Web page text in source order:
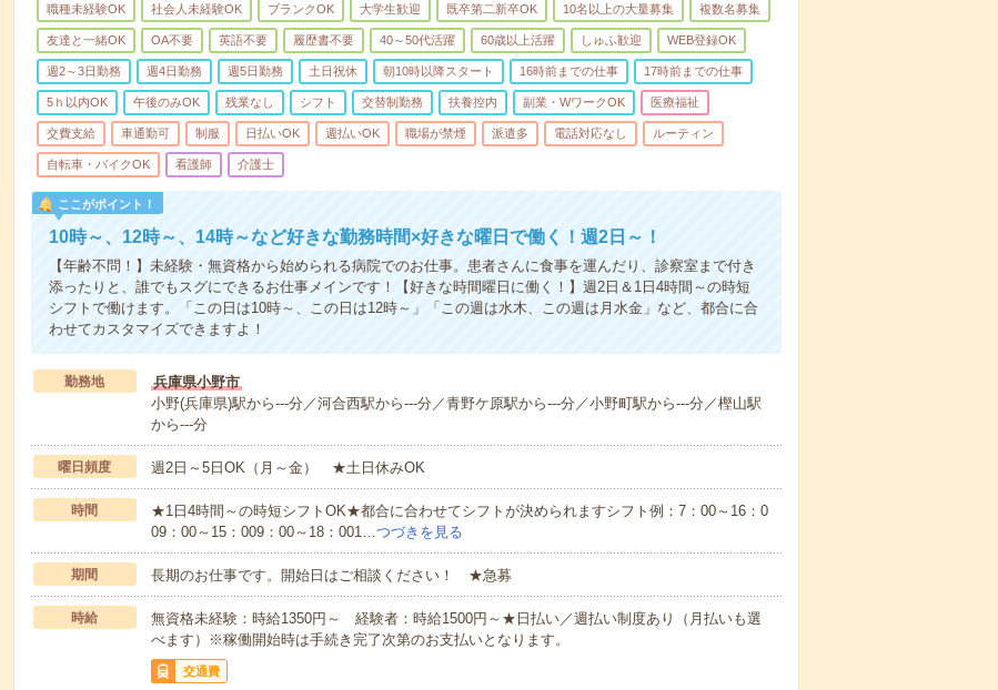
職種未経験OK 社会人未経験OK ブランクOK 大学生歓迎 既卒第二新卒OK 10名以上の大量募集 複数名募集
友達と一緒OK OA不要 英語不要 履歴書不要 40～50代活躍 60歳以上活躍 しゅふ歓迎 WEB登録OK
週2～3日勤務 週4日勤務 週5日勤務 土日祝休 朝10時以降スタート 16時前までの仕事 17時前までの仕事
5ｈ以内OK 午後のみOK 残業なし シフト 交替制勤務 扶養控内 副業・WワークOK 医療福祉
交費支給 車通勤可 制服 日払いOK 週払いOK 職場が禁煙 派遣多 電話対応なし ルーティン
自転車・バイクOK 看護師 介護士
ここがポイント！
10時～、12時～、14時～など好きな勤務時間×好きな曜日で働く！週2日～！
【年齢不問！】未経験・無資格から始められる病院でのお仕事。患者さんに食事を運んだり、診察室まで付き
添ったりと、誰でもスグにできるお仕事メインです！【好きな時間曜日に働く！】週2日＆1日4時間～の時短
シフトで働けます。「この日は10時～、この日は12時～」「この週は水木、この週は月水金」など、都合に合
わせてカスタマイズできますよ！
勤務地
兵庫県小野市
小野(兵庫県)駅から---分／河合西駅から---分／青野ケ原駅から---分／小野町駅から---分／樫山駅
から---分
曜日頻度 週2日～5日OK（月～金） ★土日休みOK
時間
★1日4時間～の時短シフトOK★都合に合わせてシフトが決められますシフト例：7：00～16：0
09：00～15：009：00～18：001…つづきを見る
期間 長期のお仕事です。開始日はご相談ください！ ★急募
時給
無資格未経験：時給1350円～ 経験者：時給1500円～★日払い／週払い制度あり（月払いも選
べます）※稼働開始時は手続き完了次第のお支払いとなります。
交通費